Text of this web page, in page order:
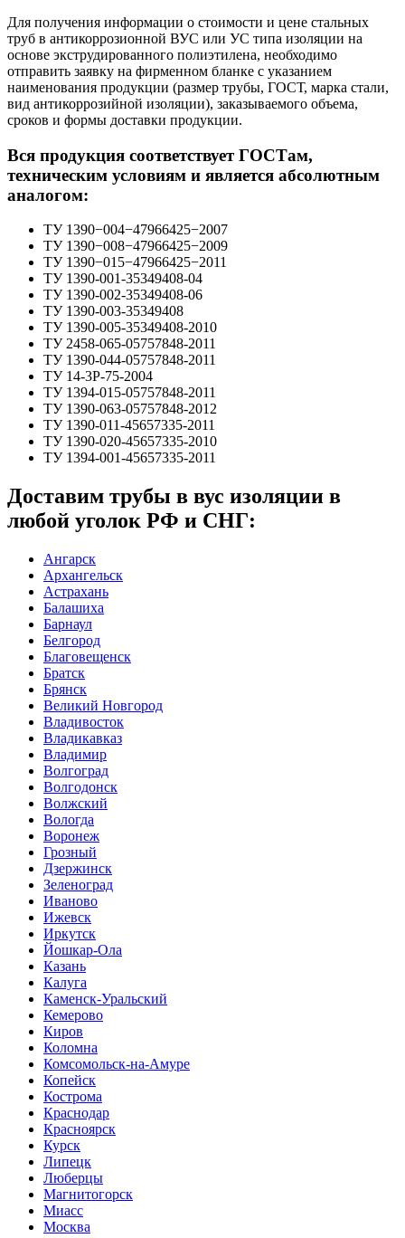
Для получения информации о стоимости и цене стальных
труб в антикоррозионной ВУС или УС типа изоляции на
основе экструдированного полиэтилена, необходимо
отправить заявку на фирменном бланке c указанием
наименования продукции (размер трубы, ГОСТ, марка стали,
вид антикоррозийной изоляции), заказываемого объема,
сроков и формы доставки продукции.
Вся продукция соответствует ГОСТам,
техническим условиям и является абсолютным
аналогом:
ТУ 1390−004−47966425−2007
ТУ 1390−008−47966425−2009
ТУ 1390−015−47966425−2011
ТУ 1390-001-35349408-04
ТУ 1390-002-35349408-06
ТУ 1390-003-35349408
ТУ 1390-005-35349408-2010
ТУ 2458-065-05757848-2011
ТУ 1390-044-05757848-2011
ТУ 14-3Р-75-2004
ТУ 1394-015-05757848-2011
ТУ 1390-063-05757848-2012
ТУ 1390-011-45657335-2011
ТУ 1390-020-45657335-2010
ТУ 1394-001-45657335-2011
Доставим трубы в вус изоляции в
любой уголок РФ и СНГ:
Ангарск
Архангельск
Астрахань
Балашиха
Барнаул
Белгород
Благовещенск
Братск
Брянск
Великий Новгород
Владивосток
Владикавказ
Владимир
Волгоград
Волгодонск
Волжский
Вологда
Воронеж
Грозный
Дзержинск
Зеленоград
Иваново
Ижевск
Иркутск
Йошкар-Ола
Казань
Калуга
Каменск-Уральский
Кемерово
Киров
Коломна
Комсомольск-на-Амуре
Копейск
Кострома
Краснодар
Красноярск
Курск
Липецк
Люберцы
Магнитогорск
Миасс
Москва